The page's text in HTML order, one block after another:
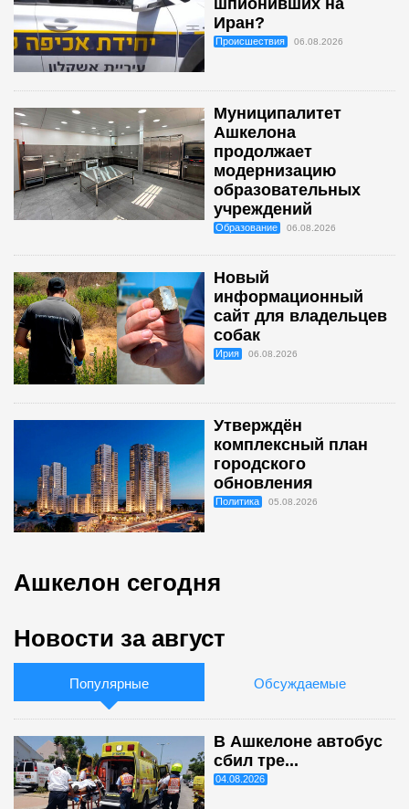
шпионивших на
Иран?
Происшествия 06.08.2026
Муниципалитет
Ашкелона
продолжает
модернизацию
образовательных
учреждений
Образование 06.08.2026
Новый
информационный
сайт для владельцев
собак
Ирия 06.08.2026
Утверждён
комплексный план
городского
обновления
Политика 05.08.2026
Ашкелон сегодня
Новости за август
Популярные Обсуждаемые
В Ашкелоне автобус
сбил тре...
04.08.2026